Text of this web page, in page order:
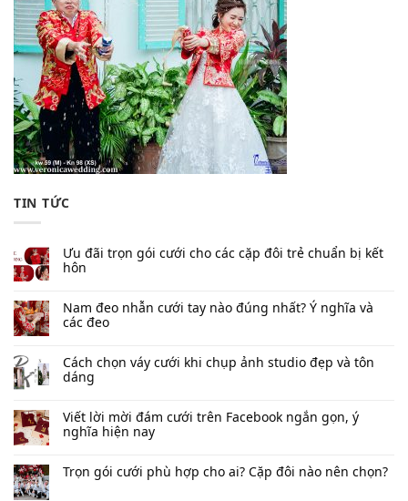
TIN TỨC
Ưu đãi trọn gói cưới cho các cặp đôi trẻ chuẩn bị kết
hôn
Nam đeo nhẫn cưới tay nào đúng nhất​? Ý nghĩa và
các đeo
Cách chọn váy cưới khi chụp ảnh studio đẹp và tôn
dáng
Viết lời mời đám cưới trên Facebook​ ngắn gọn, ý
nghĩa hiện nay
Trọn gói cưới phù hợp cho ai? Cặp đôi nào nên chọn?